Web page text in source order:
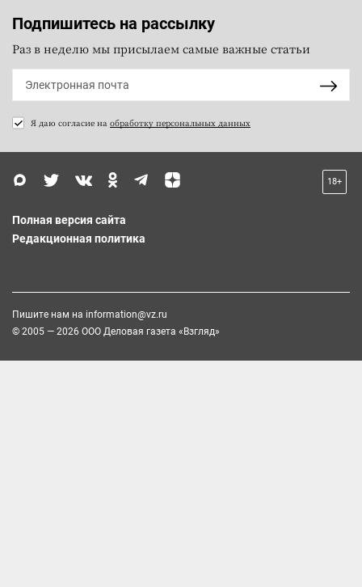
Подпишитесь на рассылку
Раз в неделю мы присылаем самые важные статьи
Я даю согласие на обработку персональных данных
18+
Полная версия сайта
Редакционная политика
Пишите нам на information@vz.ru
© 2005 — 2026 ООО Деловая газета «Взгляд»